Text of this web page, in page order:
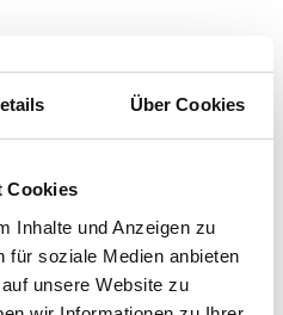
Über Cookies
Cookies
Inhalte und Anzeigen zu
für soziale Medien anbieten
unsere Website zu